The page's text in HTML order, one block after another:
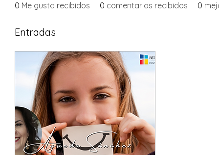
0 Me gusta recibidos 0 comentarios recibidos 0
Entradas